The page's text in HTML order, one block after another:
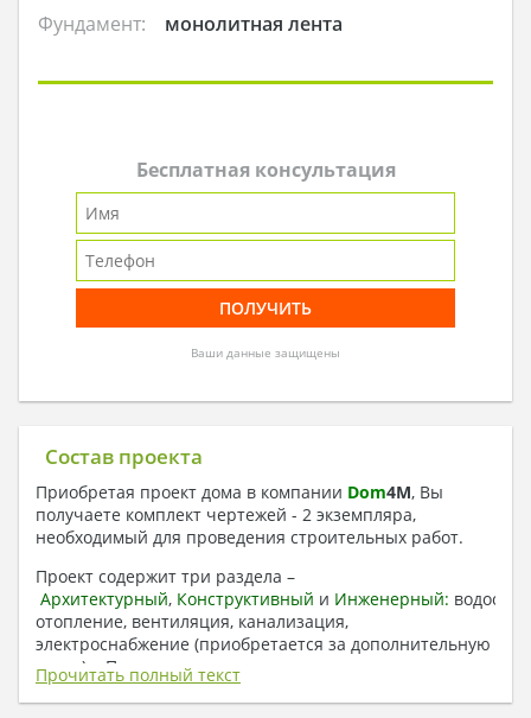
Фундамент:
монолитная лента
Бесплатная консультация
Ваши данные защищены
Состав проекта
Приобретая проект дома в компании Dom4M, Вы
получаете комплект чертежей - 2 экземпляра,
необходимый для проведения строительных работ.
Проект содержит три раздела –
Архитектурный, Конструктивный и Инженерный:
отопление, вентиляция, канализация,
электроснабжение (приобретается за дополнительную
плату) + Пояснительная записка.
1. Архитектурный раздел:
Прочитать полный текст